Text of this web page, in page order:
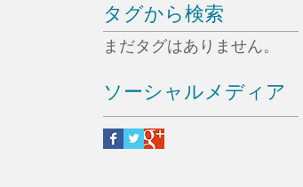
タグから検索
まだタグはありません。
ソーシャルメディア